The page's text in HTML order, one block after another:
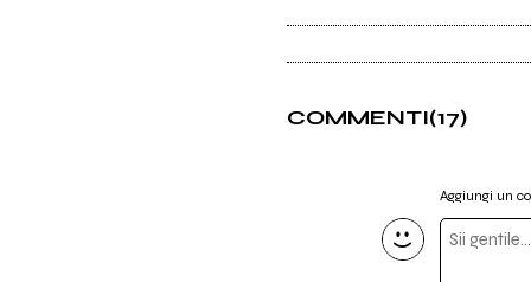
COMMENTI(17)
Aggiungi un